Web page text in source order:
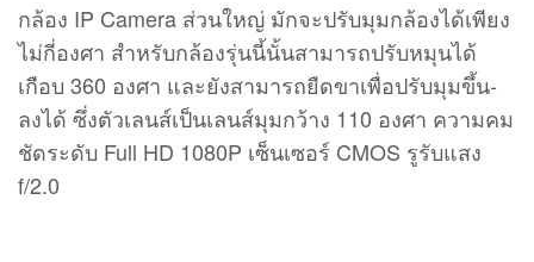
กล้อง IP Camera ส่วนใหญ่ มักจะปรับมุมกล้องได้เพียง
ไม่กี่องศา สำหรับกล้องรุ่นนี้นั้นสามารถปรับหมุนได้
เกือบ 360 องศา และยังสามารถยืดขาเพื่อปรับมุมขึ้น-
ลงได้ ซึ่งตัวเลนส์เป็นเลนส์มุมกว้าง 110 องศา ความคม
ชัดระดับ Full HD 1080P เซ็นเซอร์ CMOS รูรับแสง
f/2.0